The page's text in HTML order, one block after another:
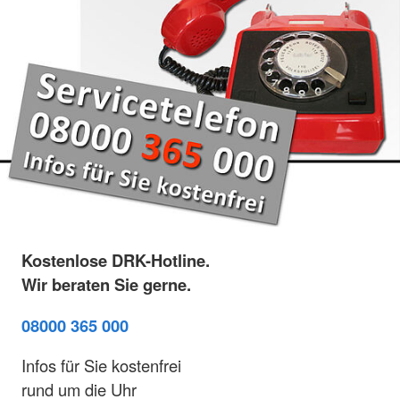
Kostenlose DRK-Hotline.
Wir beraten Sie gerne.
08000 365 000
Infos für Sie kostenfrei
rund um die Uhr